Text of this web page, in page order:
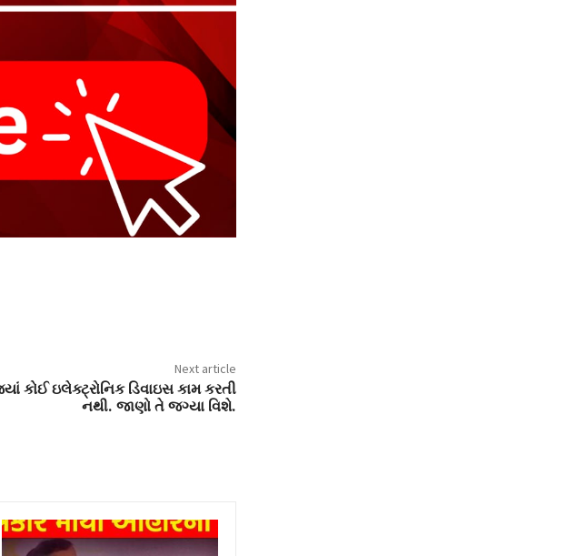
Next article
કોઈ ઇલેક્ટ્રોનિક ડિવાઇસ કામ કરતી
નથી. જાણો તે જગ્યા વિશે.